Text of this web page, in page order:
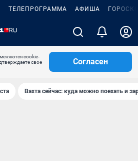
ТЕЛЕПРОГРАММА АФИША
cookie-
свое
Согласен
Вахта сейчас: куда можно поехать и